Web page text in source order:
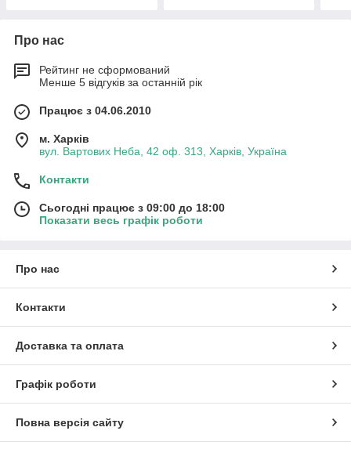
Про нас
Рейтинг не сформований
Менше 5 відгуків за останній рік
Працює з 04.06.2010
м. Харків
вул. Вартових Неба, 42 оф. 313, Харків, Україна
Контакти
Сьогодні працює з 09:00 до 18:00
Показати весь графік роботи
Про нас
Контакти
Доставка та оплата
Графік роботи
Повна версія сайту